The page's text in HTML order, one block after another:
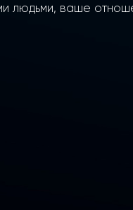
людьми, ваше